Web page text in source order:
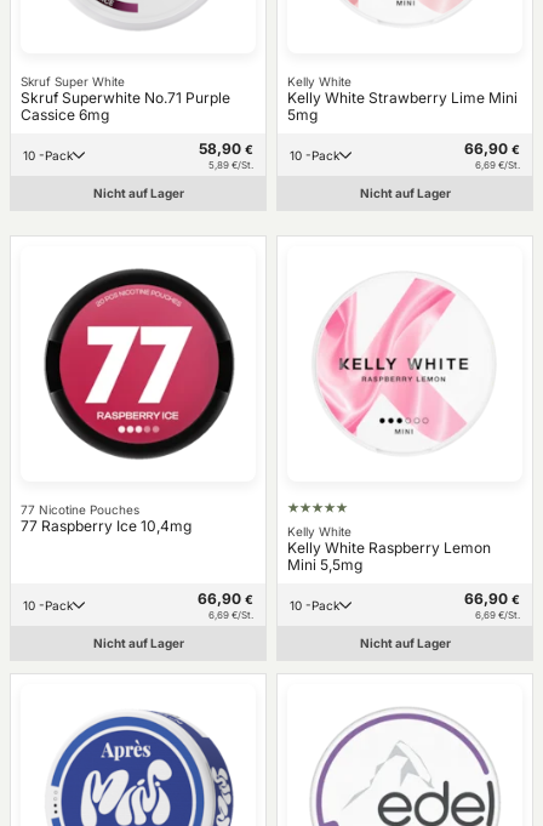
Skruf Super White
Skruf Superwhite No.71 Purple
Cassice 6mg
10 -Pack 58,90 €
5,89 €/St.
Nicht auf Lager
Kelly White
Kelly White Strawberry Lime Mini
5mg
10 -Pack 66,90 €
6,69 €/St.
Nicht auf Lager
77 Nicotine Pouches
77 Raspberry Ice 10,4mg
10 -Pack 66,90 €
6,69 €/St.
Nicht auf Lager
Kelly White
Kelly White Raspberry Lemon
Mini 5,5mg
10 -Pack 66,90 €
6,69 €/St.
Nicht auf Lager